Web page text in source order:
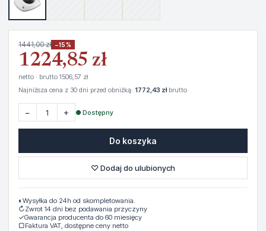
1441,00 zł −15%
1224,85 zł
netto · brutto 1506,57 zł
Najniższa cena z 30 dni przed obniżką: 1772,43 złbrutto
− + ● Dostępny
Do koszyka
♡ Dodaj do ulubionych
◐ Wysyłka do 24h od skompletowania.
↻Zwrot 14 dni bez podawania przyczyny
✓Gwarancja producenta do 60 miesięcy
▢Faktura VAT, dostępne ceny netto